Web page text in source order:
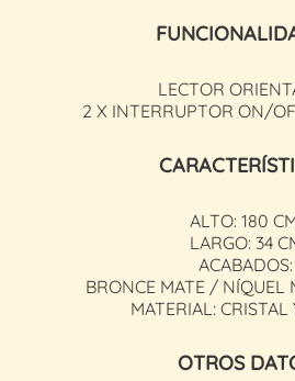
LECTOR
2 X INTERRUPTOR ON/
ALTO: 180
LARGO: 34
ACABADOS:
BRONCE MATE / NÍQUEL
MATERIAL: CRISTAL
OTROS